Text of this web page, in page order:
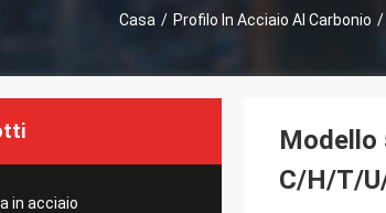
Casa / Profilo In Acciaio Al Carbonio /
in acciaio
Modello
C/H/T/